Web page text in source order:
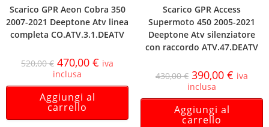
Scarico GPR Aeon Cobra 350
2007-2021 Deeptone Atv linea
completa CO.ATV.3.1.DEATV
520,00€ 470,00 € iva
inclusa
Aggiungi al
carrello
Scarico GPR Access
Supermoto 450 2005-2021
Deeptone Atv silenziatore
con raccordo ATV.47.DEATV
430,00€ 390,00 € iva
inclusa
Aggiungi al
carrello